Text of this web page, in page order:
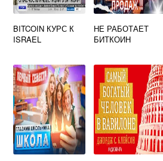
BITCOIN КУРС К
ISRAEL
НЕ РАБОТАЕТ
БИТКОИН